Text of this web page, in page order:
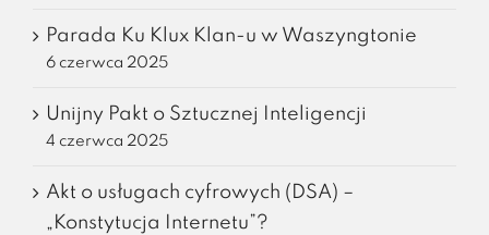
Parada Ku Klux Klan-u w Waszyngtonie
6 czerwca 2025
Unijny Pakt o Sztucznej Inteligencji
4 czerwca 2025
Akt o usługach cyfrowych (DSA) –
„Konstytucja Internetu”?